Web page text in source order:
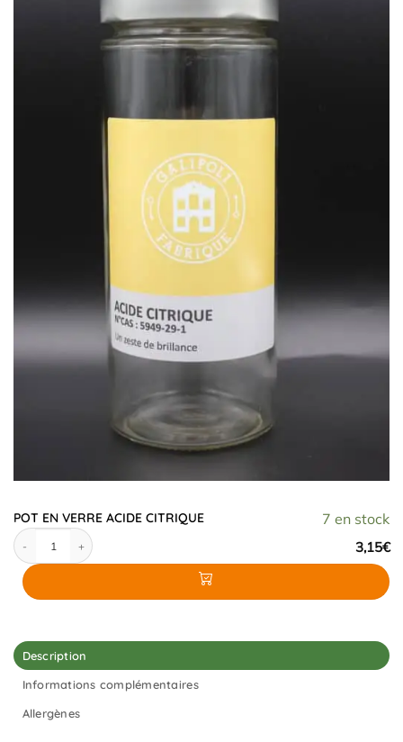
7 en stock
POT EN VERRE ACIDE CITRIQUE
3,15€
quantité de POT EN VERRE ACIDE CITRIQUE
Description
Informations complémentaires
Allergènes